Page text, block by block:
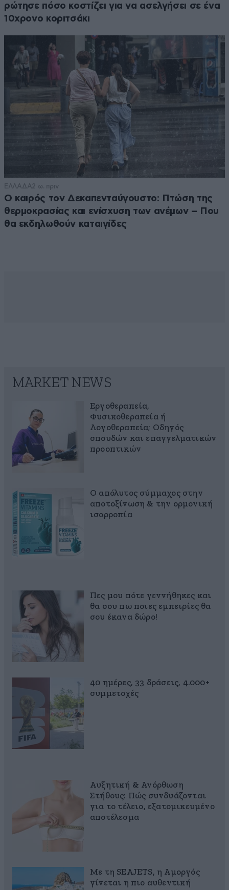
ρώτησε πόσο κοστίζει για να ασελγήσει σε ένα
10χρονο κοριτσάκι
ΕΛΛΑΔΑ2 ω. πριν
Ο καιρός τον Δεκαπενταύγουστο: Πτώση της
θερμοκρασίας και ενίσχυση των ανέμων – Που
θα εκδηλωθούν καταιγίδες
MARKET NEWS
Εργοθεραπεία,
Φυσικοθεραπεία ή
Λογοθεραπεία; Οδηγός
σπουδών και επαγγελματικών
προοπτικών
Ο απόλυτος σύμμαχος στην
αποτοξίνωση & την ορμονική
ισορροπία
Πες μου πότε γεννήθηκες και
θα σου πω ποιες εμπειρίες θα
σου έκανα δώρο!
40 ημέρες, 33 δράσεις, 4.000+
συμμετοχές
Αυξητική & Ανόρθωση
Στήθους: Πώς συνδυάζονται
για το τέλειο, εξατομικευμένο
αποτέλεσμα
Με τη SEAJETS, η Αμοργός
γίνεται η πιο αυθεντική